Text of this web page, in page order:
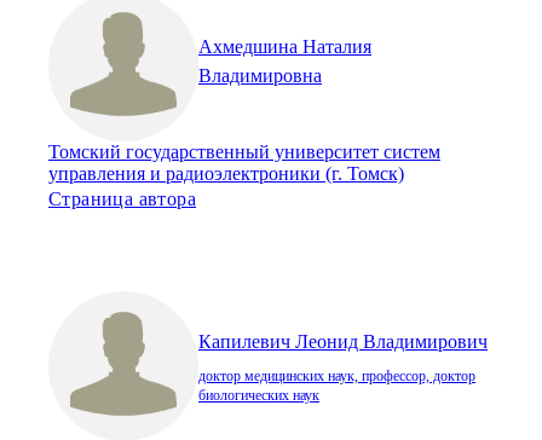
Ахмедшина Наталия
Владимировна
Томский государственный университет систем
управления и радиоэлектроники (г. Томск)
Страница автора
Капилевич Леонид Владимирович
доктор медицинских наук, профессор, доктор
биологических наук